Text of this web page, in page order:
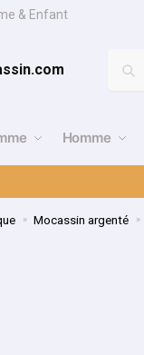
& Enfant
Homme
» Mocassin argenté »